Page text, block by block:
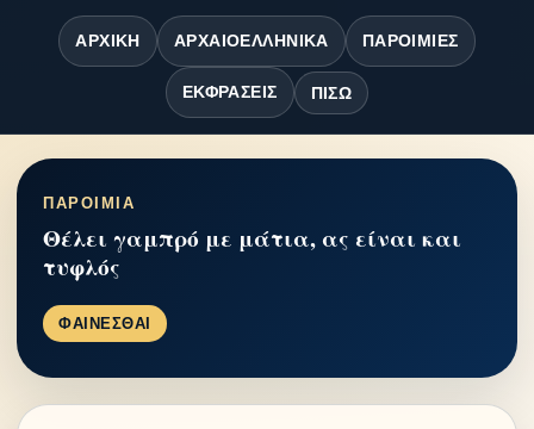
ΑΡΧΙΚΉ ΑΡΧΑΙΟΕΛΛΗΝΙΚΆ ΠΑΡΟΙΜΊΕΣ
ΕΚΦΡΆΣΕΙΣ ΠΊΣΩ
ΠΑΡΟΙΜΙΑ
Θέλει γαμπρό με μάτια, ας είναι και
τυφλός
ΦΑΙΝΕΣΘΑΙ